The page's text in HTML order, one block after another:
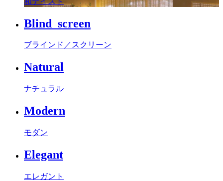
Blind_screen
ブラインド／スクリーン
Natural
ナチュラル
Modern
モダン
Elegant
エレガント